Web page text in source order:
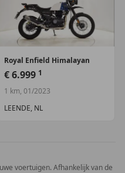
Royal Enfield Himalayan
€ 6.999 1
1 km, 01/2023
LEENDE, NL
voertuigen. Afhankelijk van de